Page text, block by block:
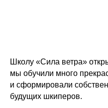
Школу «Сила ветра»
мы обучили много
и сформировали
будущих шкиперов.